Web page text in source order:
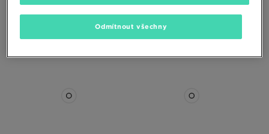
4790 Kč
Odmítnout všechny